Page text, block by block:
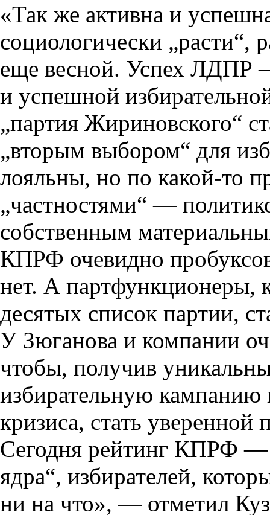
«Так же активна и
социологически „расти“,
еще весной. Успех ЛДПР
и успешной
„партия Жириновского“
„вторым выбором“ для
лояльны, но по какой-то
„частностями“ —
собственным
КПРФ очевидно
нет. А партфункционеры,
десятых список партии,
У Зюганова и компании
чтобы, получив
избирательную кампанию
кризиса, стать уверенной
Сегодня рейтинг КПРФ —
ядра“, избирателей,
ни на что», — отметил